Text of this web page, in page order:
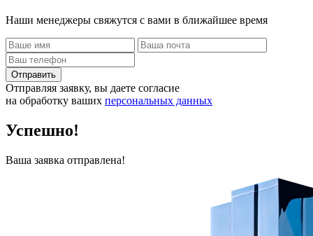
Наши менеджеры свяжутся с вами в ближайшее время
Отправить
Отправляя заявку, вы даете согласие
на обработку ваших персональных данных
Успешно!
Ваша заявка отправлена!